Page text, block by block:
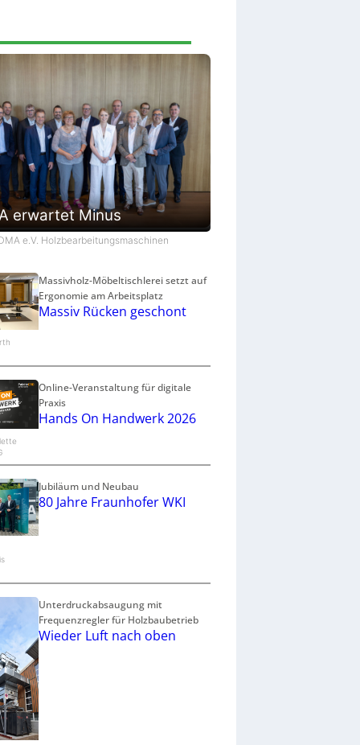
erwartet Minus
e.V. Holzbearbeitungsmaschinen
Massivholz-Möbeltischlerei setzt auf
Ergonomie am Arbeitsplatz
Massiv Rücken geschont
Online-Veranstaltung für digitale
Praxis
Hands On Handwerk 2026
Jubiläum und Neubau
80 Jahre Fraunhofer WKI
Unterdruckabsaugung mit
Frequenzregler für Holzbaubetrieb
Wieder Luft nach oben